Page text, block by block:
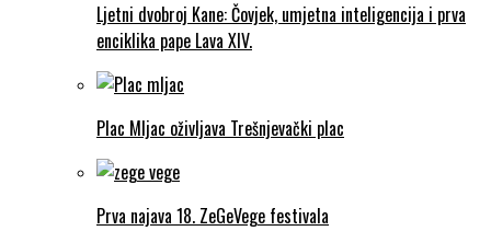
Ljetni dvobroj Kane: Čovjek, umjetna inteligencija i prva
enciklika pape Lava XIV.
Plac Mljac oživljava Trešnjevački plac
Prva najava 18. ZeGeVege festivala